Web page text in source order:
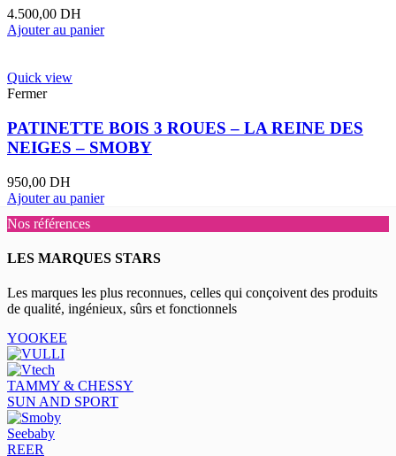
4.500,00 DH
Ajouter au panier
Quick view
Fermer
PATINETTE BOIS 3 ROUES – LA REINE DES
NEIGES – SMOBY
950,00 DH
Ajouter au panier
Nos références
LES MARQUES STARS
Les marques les plus reconnues, celles qui conçoivent des produits
de qualité, ingénieux, sûrs et fonctionnels
YOOKEE
TAMMY & CHESSY
SUN AND SPORT
Seebaby
REER